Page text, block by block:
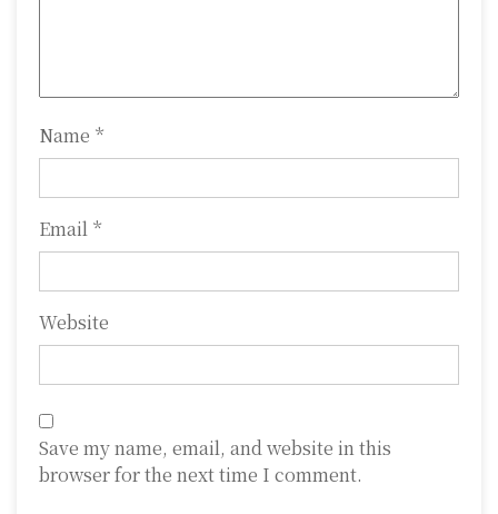
n
Name *
Email *
Website
Save my name, email, and website in this
browser for the next time I comment.